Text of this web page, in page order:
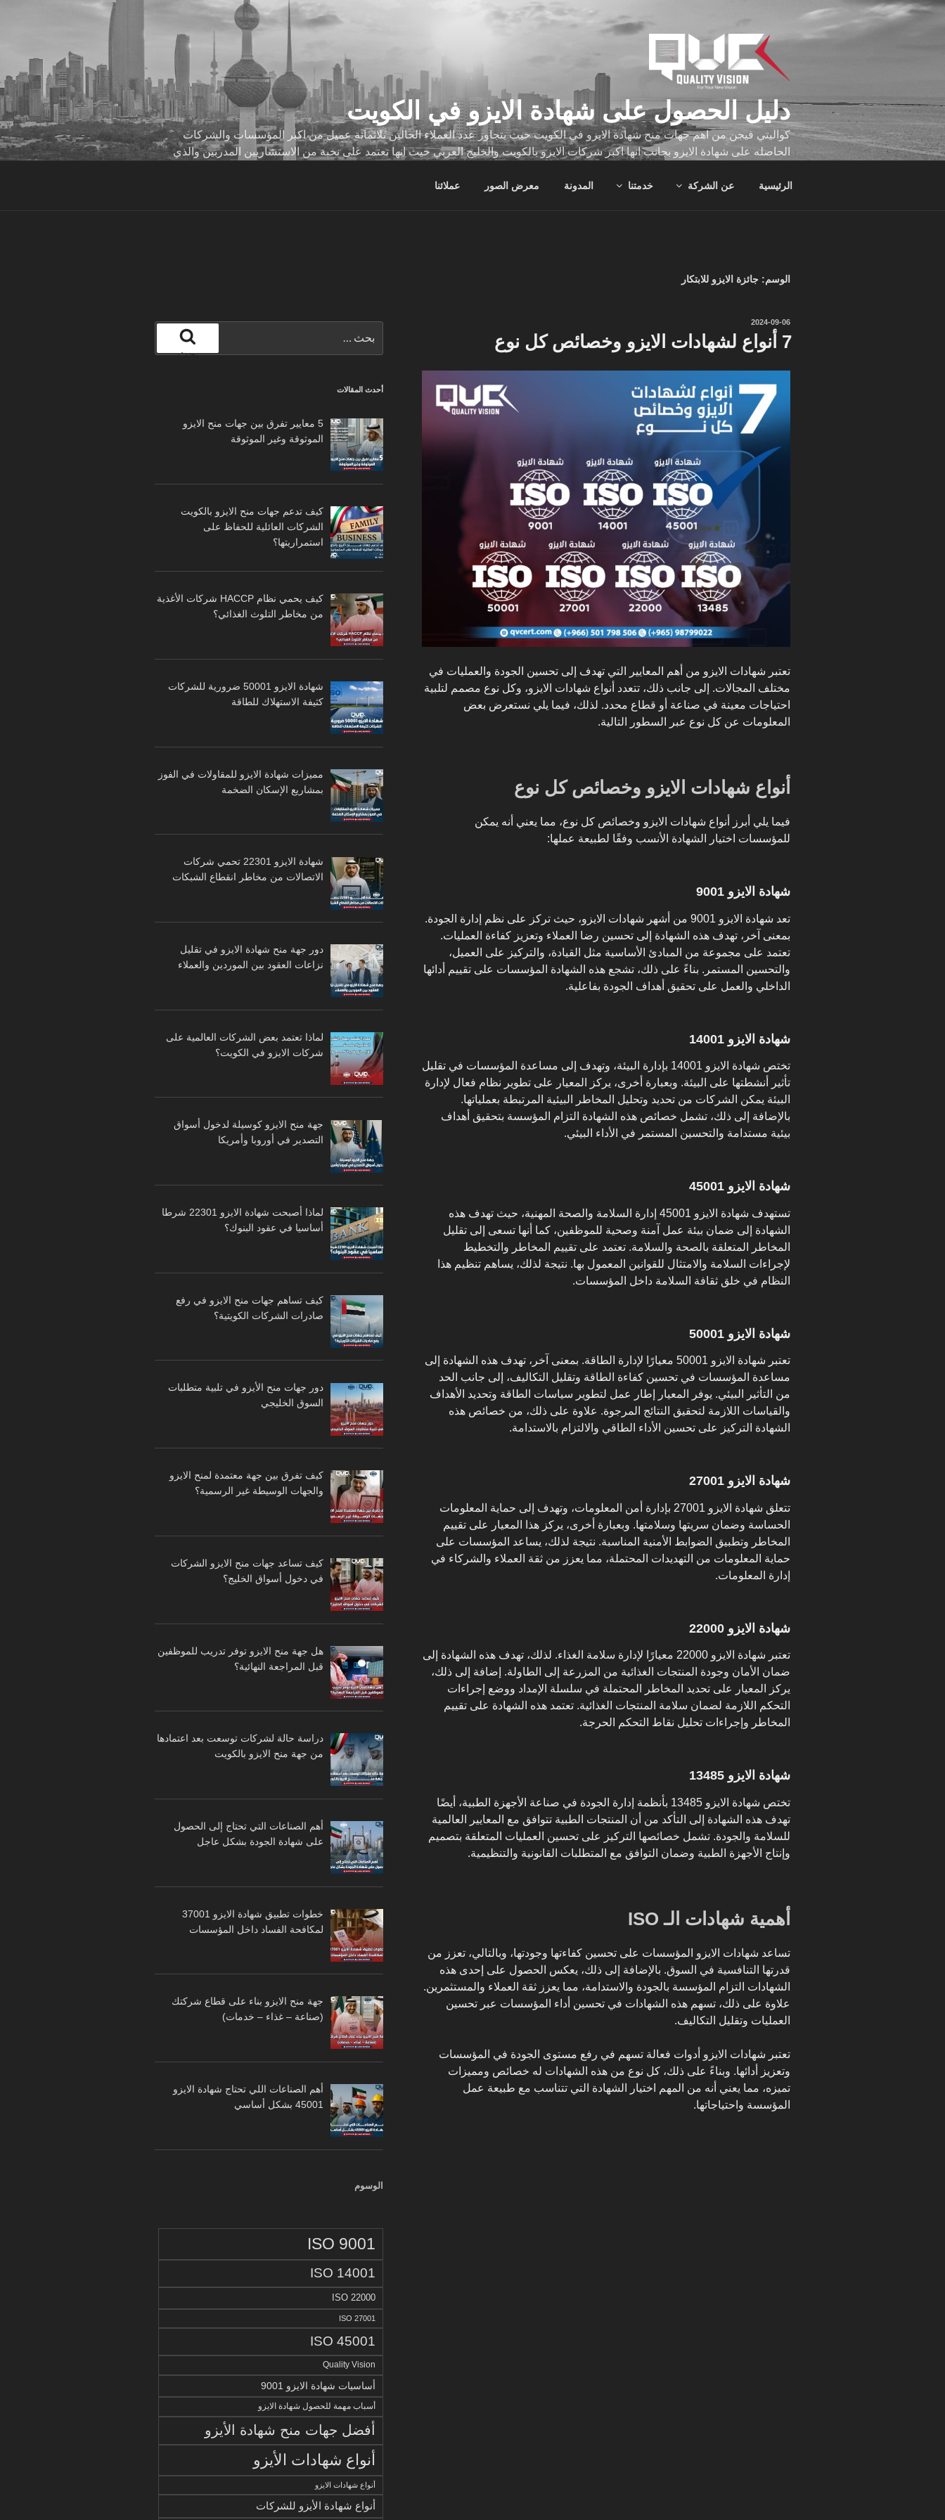
التجاوز
دليل الحصول على شهادة الايزو في الكويت
كواليتي فيجن من اهم جهات منح شهادة الايزو في الكويت حيث يتجاوز عدد العملاء الحالين ثلاثمائة عميل من اكبر المؤسسات والشركات
الحاصله على شهادة الايزو بجانب انها اكبر شركات الايزو بالكويت والخليج العربي حيث انها تعتمد على نخبة من الاستشاريين المدربين والذي
الرئيسية عن الشركة خدمتنا المدونة معرض الصور عملائنا
الوسم: جائزة الايزو للابتكار
نُشر
2024-09-06
7 أنواع لشهادات الايزو وخصائص كل نوع
تعتبر شهادات الايزو من أهم المعايير التي تهدف إلى تحسين الجودة والعمليات في
مختلف المجالات. إلى جانب ذلك، تتعدد أنواع شهادات الايزو، وكل نوع مصمم لتلبية
احتياجات معينة في صناعة أو قطاع محدد. لذلك، فيما يلي نستعرض بعض
المعلومات عن كل نوع عبر السطور التالية.
أنواع شهادات الايزو وخصائص كل نوع
فيما يلي أبرز أنواع شهادات الايزو وخصائص كل نوع، مما يعني أنه يمكن
للمؤسسات اختيار الشهادة الأنسب وفقًا لطبيعة عملها:
شهادة الايزو 9001
تعد شهادة الايزو 9001 من أشهر شهادات الايزو، حيث تركز على نظم إدارة الجودة.
بمعنى آخر، تهدف هذه الشهادة إلى تحسين رضا العملاء وتعزيز كفاءة العمليات.
تعتمد على مجموعة من المبادئ الأساسية مثل القيادة، والتركيز على العميل،
والتحسين المستمر. بناءً على ذلك، تشجع هذه الشهادة المؤسسات على تقييم أدائها
الداخلي والعمل على تحقيق أهداف الجودة بفاعلية.
شهادة الايزو 14001
تختص شهادة الايزو 14001 بإدارة البيئة، وتهدف إلى مساعدة المؤسسات في تقليل
تأثير أنشطتها على البيئة. وبعبارة أخرى، يركز المعيار على تطوير نظام فعال لإدارة
البيئة يمكن الشركات من تحديد وتحليل المخاطر البيئية المرتبطة بعملياتها.
بالإضافة إلى ذلك، تشمل خصائص هذه الشهادة التزام المؤسسة بتحقيق أهداف
بيئية مستدامة والتحسين المستمر في الأداء البيئي.
شهادة الايزو 45001
تستهدف شهادة الايزو 45001 إدارة السلامة والصحة المهنية، حيث تهدف هذه
الشهادة إلى ضمان بيئة عمل آمنة وصحية للموظفين، كما أنها تسعى إلى تقليل
المخاطر المتعلقة بالصحة والسلامة. تعتمد على تقييم المخاطر والتخطيط
لإجراءات السلامة والامتثال للقوانين المعمول بها. نتيجة لذلك، يساهم تنظيم هذا
النظام في خلق ثقافة السلامة داخل المؤسسات.
شهادة الايزو 50001
تعتبر شهادة الايزو 50001 معيارًا لإدارة الطاقة. بمعنى آخر، تهدف هذه الشهادة إلى
مساعدة المؤسسات في تحسين كفاءة الطاقة وتقليل التكاليف، إلى جانب الحد
من التأثير البيئي. يوفر المعيار إطار عمل لتطوير سياسات الطاقة وتحديد الأهداف
والقياسات اللازمة لتحقيق النتائج المرجوة. علاوة على ذلك، من خصائص هذه
الشهادة التركيز على تحسين الأداء الطاقي والالتزام بالاستدامة.
شهادة الايزو 27001
تتعلق شهادة الايزو 27001 بإدارة أمن المعلومات، وتهدف إلى حماية المعلومات
الحساسة وضمان سريتها وسلامتها. وبعبارة أخرى، يركز هذا المعيار على تقييم
المخاطر وتطبيق الضوابط الأمنية المناسبة. نتيجة لذلك، يساعد المؤسسات على
حماية المعلومات من التهديدات المحتملة، مما يعزز من ثقة العملاء والشركاء في
إدارة المعلومات.
شهادة الايزو 22000
تعتبر شهادة الايزو 22000 معيارًا لإدارة سلامة الغذاء. لذلك، تهدف هذه الشهادة إلى
ضمان الأمان وجودة المنتجات الغذائية من المزرعة إلى الطاولة. إضافة إلى ذلك،
يركز المعيار على تحديد المخاطر المحتملة في سلسلة الإمداد ووضع إجراءات
التحكم اللازمة لضمان سلامة المنتجات الغذائية. تعتمد هذه الشهادة على تقييم
المخاطر وإجراءات تحليل نقاط التحكم الحرجة.
شهادة الايزو 13485
تختص شهادة الايزو 13485 بأنظمة إدارة الجودة في صناعة الأجهزة الطبية، أيضًا
تهدف هذه الشهادة إلى التأكد من أن المنتجات الطبية تتوافق مع المعايير العالمية
للسلامة والجودة. تشمل خصائصها التركيز على تحسين العمليات المتعلقة بتصميم
وإنتاج الأجهزة الطبية وضمان التوافق مع المتطلبات القانونية والتنظيمية.
أهمية شهادات الـ ISO
تساعد شهادات الايزو المؤسسات على تحسين كفاءتها وجودتها، وبالتالي، تعزز من
قدرتها التنافسية في السوق. بالإضافة إلى ذلك، يعكس الحصول على إحدى هذه
الشهادات التزام المؤسسة بالجودة والاستدامة، مما يعزز ثقة العملاء والمستثمرين.
علاوة على ذلك، تسهم هذه الشهادات في تحسين أداء المؤسسات عبر تحسين
العمليات وتقليل التكاليف.
تعتبر شهادات الايزو أدوات فعالة تسهم في رفع مستوى الجودة في المؤسسات
وتعزيز أدائها. وبناءً على ذلك، كل نوع من هذه الشهادات له خصائص ومميزات
تميزه، مما يعني أنه من المهم اختيار الشهادة التي تتناسب مع طبيعة عمل
المؤسسة واحتياجاتها.
عن:
بحث
أحدث المقالات
5 معايير تفرق بين جهات منح الايزو
الموثوقة وغير الموثوقة
كيف تدعم جهات منح الايزو بالكويت
الشركات العائلية للحفاظ على
استمراريتها؟
كيف يحمي نظام HACCP شركات الأغذية
من مخاطر التلوث الغذائي؟
شهادة الايزو 50001 ضرورية للشركات
كثيفة الاستهلاك للطاقة
مميزات شهادة الايزو للمقاولات في الفوز
بمشاريع الإسكان الضخمة
شهادة الايزو 22301 تحمي شركات
الاتصالات من مخاطر انقطاع الشبكات
دور جهة منح شهادة الايزو في تقليل
نزاعات العقود بين الموردين والعملاء
لماذا تعتمد بعض الشركات العالمية على
شركات الايزو في الكويت؟
جهة منح الايزو كوسيلة لدخول أسواق
التصدير في أوروبا وأمريكا
لماذا أصبحت شهادة الايزو 22301 شرطا
أساسيا في عقود البنوك؟
كيف تساهم جهات منح الايزو في رفع
صادرات الشركات الكويتية؟
دور جهات منح الأيزو في تلبية متطلبات
السوق الخليجي
كيف تفرق بين جهة معتمدة لمنح الايزو
والجهات الوسيطة غير الرسمية؟
كيف تساعد جهات منح الايزو الشركات
في دخول أسواق الخليج؟
هل جهة منح الايزو توفر تدريب للموظفين
قبل المراجعة النهائية؟
دراسة حالة لشركات توسعت بعد اعتمادها
من جهة منح الايزو بالكويت
أهم الصناعات التي تحتاج إلى الحصول
على شهادة الجودة بشكل عاجل
خطوات تطبيق شهادة الايزو 37001
لمكافحة الفساد داخل المؤسسات
جهة منح الايزو بناء على قطاع شركتك
(صناعة – غذاء – خدمات)
أهم الصناعات اللي تحتاج شهادة الايزو
45001 بشكل أساسي
الوسوم
ISO 9001
ISO 14001
ISO 22000
ISO 27001
ISO 45001
Quality Vision
أساسيات شهادة الايزو 9001
أسباب مهمة للحصول شهادة الايزو
أفضل جهات منح شهادة الأيزو
أنواع شهادات الأيزو
أنواع شهادات الايزو
أنواع شهادة الأيزو للشركات